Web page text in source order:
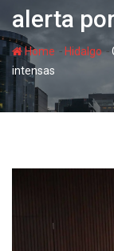
alerta
Home - Hidalgo-
intensas